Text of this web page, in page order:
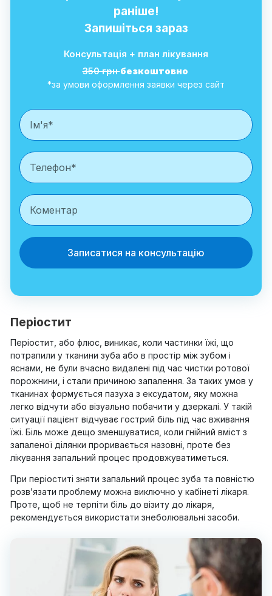
раніше!
Запишіться зараз
Консультація + план лікування
350 грнбезкоштовно
*за умови оформлення заявки через сайт
Записатися на консультацію
Періостит
Періостит, або флюс, виникає, коли частинки їжі, що
потрапили у тканини зуба або в простір між зубом і
яснами, не були вчасно видалені під час чистки ротової
порожнини, і стали причиною запалення. За таких умов у
тканинах формується пазуха з ексудатом, яку можна
легко відчути або візуально побачити у дзеркалі. У такій
ситуації пацієнт відчуває гострий біль під час вживання
їжі. Біль може дещо зменшуватися, коли гнійний вміст з
запаленої ділянки проривається назовні, проте без
лікування запальний процес продовжуватиметься.
При періоститі зняти запальний процес зуба та повністю
розв’язати проблему можна виключно у кабінеті лікаря.
Проте, щоб не терпіти біль до візиту до лікаря,
рекомендується використати знеболювальні засоби.